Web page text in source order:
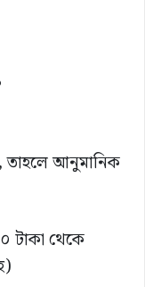
তাহলে আনুমানিক
টাকা থেকে